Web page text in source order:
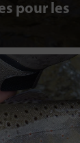
pour les